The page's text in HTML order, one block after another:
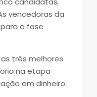
vencedoras da
a fase
três melhores
na etapa
em dinheiro: